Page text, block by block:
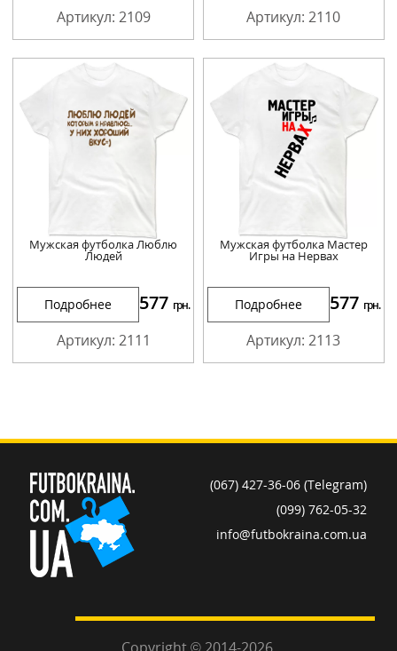
Артикул: 2109 Артикул: 2110
Мужская футболка Люблю
Людей
Подробнее 577 грн.
Артикул: 2111
Мужская футболка Мастер
Игры на Нервах
Подробнее 577 грн.
Артикул: 2113
(067) 427-36-06 (Telegram)
(099) 762-05-32
info@futbokraina.com.ua
Copyright © 2014-2026.